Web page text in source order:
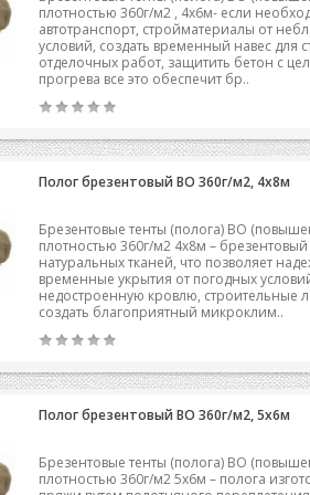
плотностью 360г/м2 , 4х6м- если
автотранспорт, стройматериалы от
условий, создать временный навес для
отделочных работ, защитить бетон с
прогрева все это обеспечит бр..
Полог брезентовый ВО 360г/м2, 4х8м
Брезентовые тенты (полога) ВО
плотностью 360г/м2 4х8м –
натуральных тканей, что позволяет
временные укрытия от погодных
недостроенную кровлю, строительные
создать благоприятный микроклим..
Полог брезентовый ВО 360г/м2, 5х6м
Брезентовые тенты (полога) ВО
плотностью 360г/м2 5х6м – полога